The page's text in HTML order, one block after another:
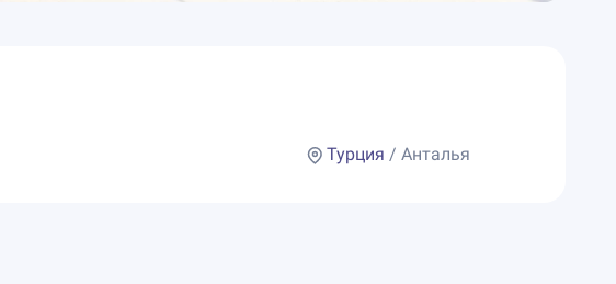
Турция / Анталья